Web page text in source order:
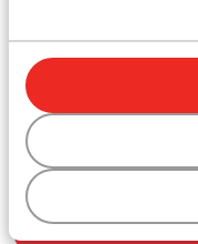
dienen bij de
Eventuele hieruit
geschillen dienen
voorgelegd aan
Op deze
Nederlands recht
Terug naar de